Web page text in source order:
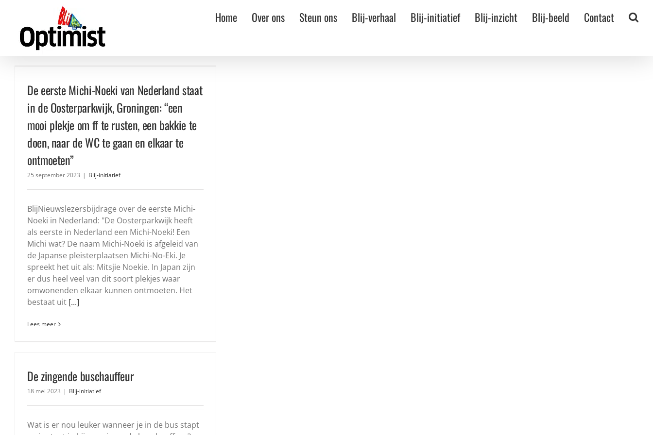
inhoud
Home Over ons Steun ons Blij-verhaal Blij-initiatief Blij-inzicht Blij-beeld Contact
De eerste Michi-Noeki van Nederland staat
in de Oosterparkwijk, Groningen: “een
mooi plekje om ff te rusten, een bakkie te
doen, naar de WC te gaan en elkaar te
ontmoeten”
25 september 2023 | Blij-initiatief
BlijNieuwslezersbijdrage over de eerste Michi-
Noeki in Nederland: "De Oosterparkwijk heeft
als eerste in Nederland een Michi-Noeki! Een
Michi wat? De naam Michi-Noeki is afgeleid van
de Japanse pleisterplaatsen Michi-No-Eki. Je
spreekt het uit als: Mitsjie Noekie. In Japan zijn
er dus heel veel van dit soort plekjes waar
omwonenden elkaar kunnen ontmoeten. Het
bestaat uit [...]
Lees meer
De zingende buschauffeur
18 mei 2023 | Blij-initiatief
Wat is er nou leuker wanneer je in de bus stapt